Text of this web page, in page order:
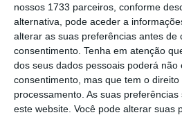
nossos 1733 parceiros, conforme
alternativa, pode aceder a
alterar as suas preferências antes de
consentimento. Tenha em atenção
dos seus dados pessoais poderá não
consentimento, mas que tem o
processamento. As suas
este website. Você pode alterar suas
para perto dos 7.943
Contudo,o panorama nos
americanos está a mudar
segundo, à medida que os
digerindo o número recorde